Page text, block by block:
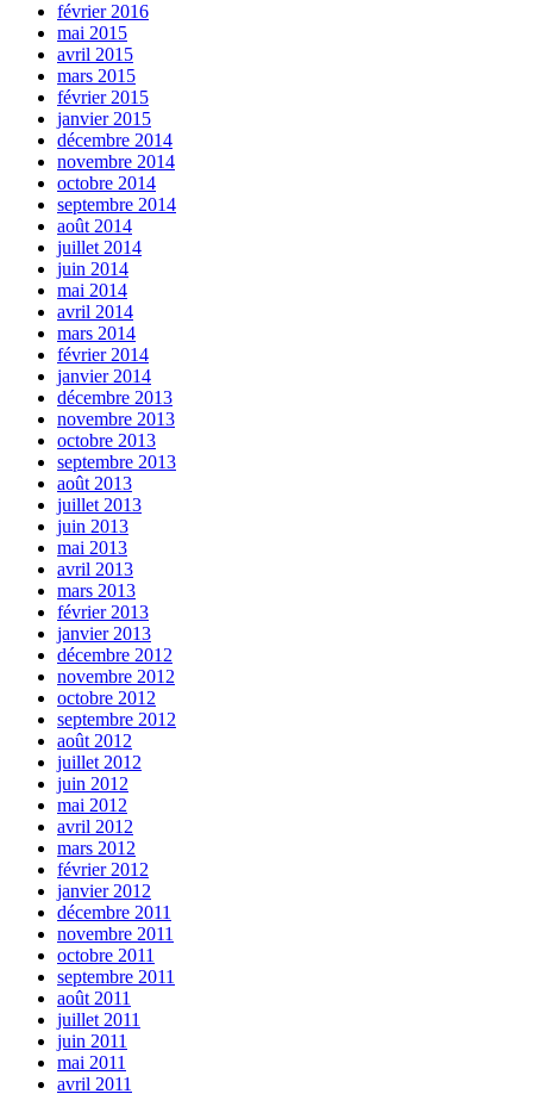
février 2016
mai 2015
avril 2015
mars 2015
février 2015
janvier 2015
décembre 2014
novembre 2014
octobre 2014
septembre 2014
août 2014
juillet 2014
juin 2014
mai 2014
avril 2014
mars 2014
février 2014
janvier 2014
décembre 2013
novembre 2013
octobre 2013
septembre 2013
août 2013
juillet 2013
juin 2013
mai 2013
avril 2013
mars 2013
février 2013
janvier 2013
décembre 2012
novembre 2012
octobre 2012
septembre 2012
août 2012
juillet 2012
juin 2012
mai 2012
avril 2012
mars 2012
février 2012
janvier 2012
décembre 2011
novembre 2011
octobre 2011
septembre 2011
août 2011
juillet 2011
juin 2011
mai 2011
avril 2011